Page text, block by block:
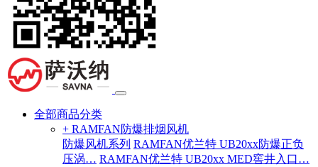
全部商品分类
+ RAMFAN防爆排烟风机
防爆风机系列 RAMFAN优兰特 UB20xx防爆正负
压涡… RAMFAN优兰特 UB20xx MED窖井入口…